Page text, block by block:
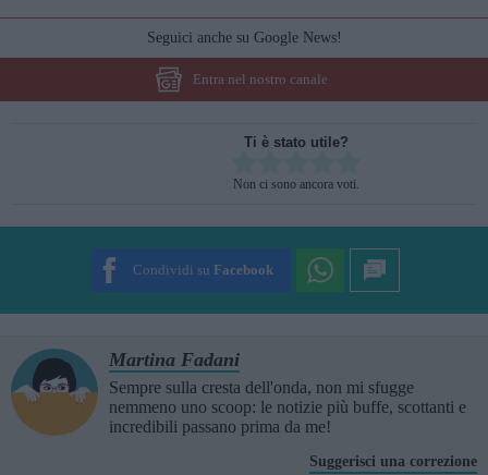
Seguici anche su Google News!
Entra nel nostro canale
Ti è stato utile?
Non ci sono ancora voti.
Condividi su Facebook
Martina Fadani
Sempre sulla cresta dell'onda, non mi sfugge
nemmeno uno scoop: le notizie più buffe, scottanti e
incredibili passano prima da me!
Suggerisci una correzione